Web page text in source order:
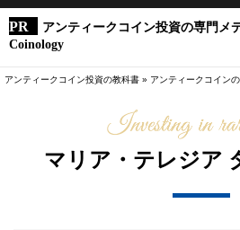
アンティークコイン投資の専門メ
Coinology
アンティークコイン投資の教科書 » アンティークコイン
マリア・テレジア